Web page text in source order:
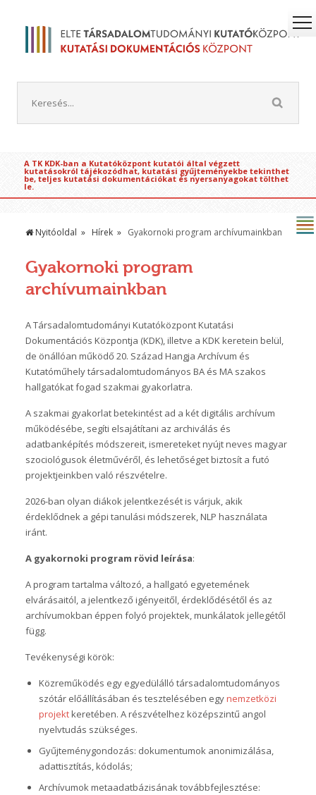
A TK KDK-ban a Kutatóközpont kutatói által végzett
kutatásokról tájékozódhat, kutatási gyűjteményekbe tekinthet
be, teljes kutatási dokumentációkat és nyersanyagokat tölthet
le.
Nyitóoldal Hírek Gyakornoki program archívumainkban
Gyakornoki program
archívumainkban
A Társadalomtudományi Kutatóközpont Kutatási
Dokumentációs Központja (KDK), illetve a KDK keretein belül,
de önállóan működő 20. Század Hangja Archívum és
Kutatóműhely társadalomtudományos BA és MA szakos
hallgatókat fogad szakmai gyakorlatra.
A szakmai gyakorlat betekintést ad a két digitális archívum
működésébe, segíti elsajátítani az archiválás és
adatbanképítés módszereit, ismereteket nyújt neves magyar
szociológusok életművéről, és lehetőséget biztosít a futó
projektjeinkben való részvételre.
2026-ban olyan diákok jelentkezését is várjuk, akik
érdeklődnek a gépi tanulási módszerek, NLP használata
iránt.
A gyakornoki program rövid leírása:
A program tartalma változó, a hallgató egyetemének
elvárásaitól, a jelentkező igényeitől, érdeklődésétől és az
archívumokban éppen folyó projektek, munkálatok jellegétől
függ.
Tevékenységi körök:
Közreműködés egy egyedülálló társadalomtudományos
szótár előállításában és tesztelésében egynemzetközi
projektkeretében. A részvételhez középszintű angol
nyelvtudás szükséges.
Gyűjteménygondozás: dokumentumok anonimizálása,
adattisztítás, kódolás;
Archívumok metaadatbázisának továbbfejlesztése: